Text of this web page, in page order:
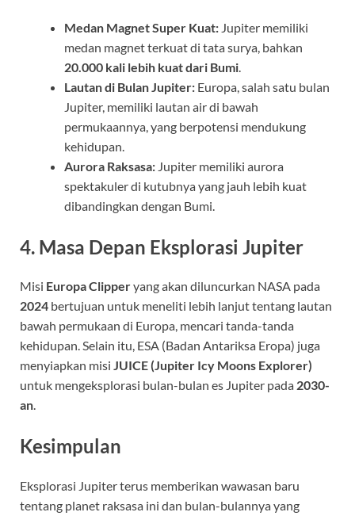
Medan Magnet Super Kuat: Jupiter memiliki
medan magnet terkuat di tata surya, bahkan
20.000 kali lebih kuat dari Bumi
Lautan di Bulan Jupiter: Europa, salah satu bulan
Jupiter, memiliki lautan air di bawah
permukaannya, yang berpotensi mendukung
kehidupan.
Aurora Raksasa: Jupiter memiliki aurora
spektakuler di kutubnya yang jauh lebih kuat
dibandingkan dengan Bumi.
4. Masa Depan Eksplorasi Jupiter
Misi Europa Clipperyang akan diluncurkan NASA pada
2024 bertujuan untuk meneliti lebih lanjut tentang lautan
bawah permukaan di Europa, mencari tanda-tanda
kehidupan. Selain itu, ESA (Badan Antariksa Eropa) juga
menyiapkan misi JUICE (Jupiter Icy Moons Explorer)
untuk mengeksplorasi bulan-bulan es Jupiter pada 2030-
an.
Kesimpulan
Eksplorasi Jupiter terus memberikan wawasan baru
tentang planet raksasa ini dan bulan-bulannya yang